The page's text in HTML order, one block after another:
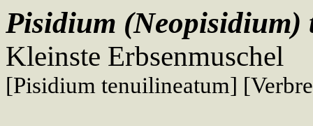
Pisidium
Kleinste Erbsenmuschel
[Pisidium tenuilineatum]